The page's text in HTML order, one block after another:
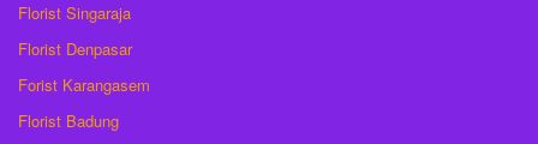
Florist Singaraja
Florist Denpasar
Forist Karangasem
Florist Badung